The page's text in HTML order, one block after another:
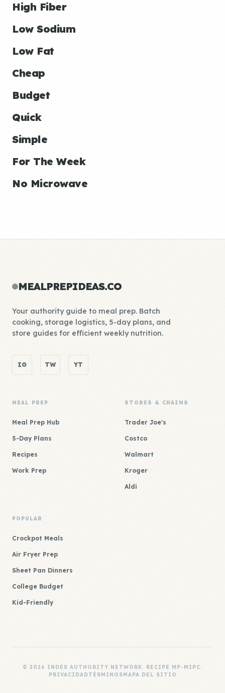
High Fiber
Low Sodium
Low Fat
Cheap
Budget
Quick
Simple
For The Week
No Microwave
MEALPREPIDEAS.CO
Your authority guide to meal prep. Batch
cooking, storage logistics, 5-day plans, and
store guides for efficient weekly nutrition.
IG TW YT
MEAL PREP
Meal Prep Hub
5-Day Plans
Recipes
Work Prep
STORES & CHAINS
Trader Joe's
Costco
Walmart
Kroger
Aldi
POPULAR
Crockpot Meals
Air Fryer Prep
Sheet Pan Dinners
College Budget
Kid-Friendly
© 2026 INDEX AUTHORITY NETWORK. RECIPE MP-MIPC.
PRIVACIDADTÉRMINOSMAPA DEL SITIO